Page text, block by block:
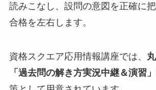
読みこなし、設問の意図を正確に
合格を左右します。
資格スクエア応用情報講座では、
「過去問の解き方実況中継＆演習」